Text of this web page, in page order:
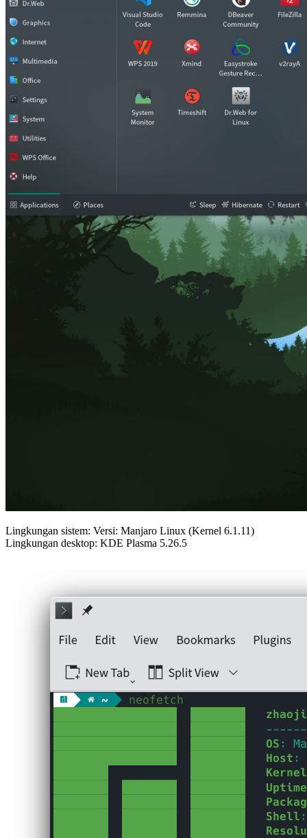
Lingkungan sistem: Versi: Manjaro Linux (Kernel 6.1.11)
Lingkungan desktop: KDE Plasma 5.26.5